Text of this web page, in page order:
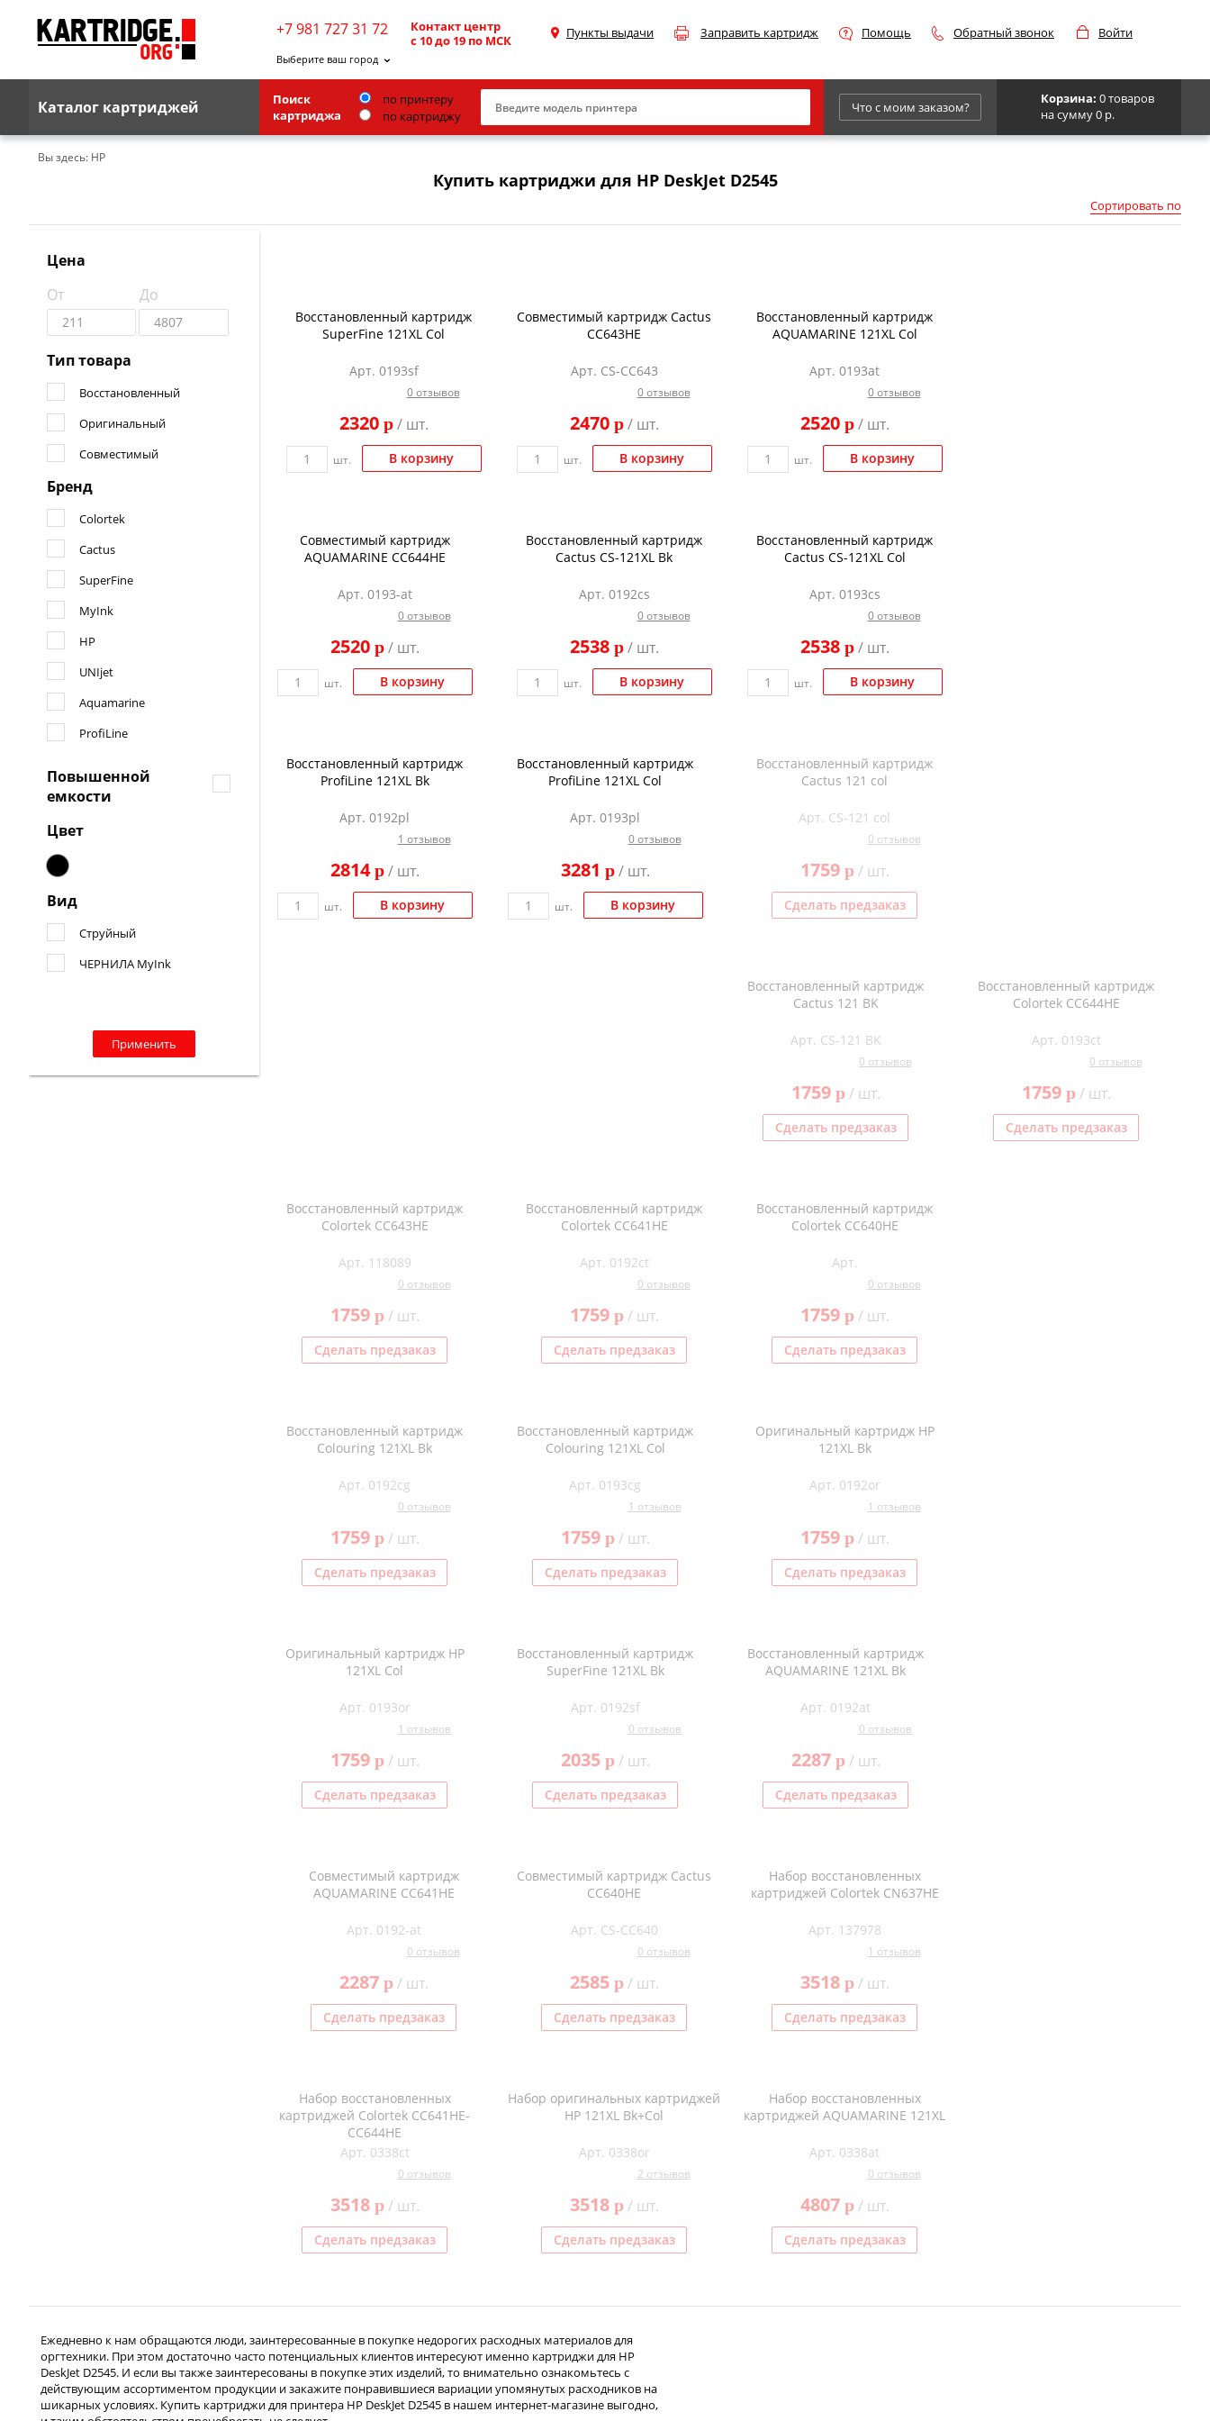
+7 981 727 31 72
Контакт центр
с 10 до 19 по МСК
Выберите ваш город
Пункты выдачи Заправить картридж Помощь Обратный звонок Войти
Каталог картриджей
Brother
HP
Kodak
Konica Minolta
Kyocera
Toshiba
Xerox
Для франкировальной машины
Поиск
картриджа
по принтеру
по картриджу
Что с моим заказом?
Корзина: 0 товаров
на сумму 0 р.
Вы здесь: HP
Купить картриджи для HP DeskJet D2545
Сортировать по
Цена
От
До
Тип товара
Восстановленный
Оригинальный
Совместимый
Бренд
Colortek
Cactus
SuperFine
MyInk
HP
UNIjet
Aquamarine
ProfiLine
Повышенной
емкости
Цвет
Вид
Струйный
ЧЕРНИЛА MyInk
Применить
Восстановленный картридж
SuperFine 121XL Col
Арт. 0193sf
0 отзывов
2320 p/ шт.
шт. В корзину
Совместимый картридж Cactus
CC643HE
Арт. CS-CC643
0 отзывов
2470 p/ шт.
шт. В корзину
Восстановленный картридж
AQUAMARINE 121XL Col
Арт. 0193at
0 отзывов
2520 p/ шт.
шт. В корзину
Совместимый картридж
AQUAMARINE CC644HE
Арт. 0193-at
0 отзывов
2520 p/ шт.
шт. В корзину
Восстановленный картридж
Cactus CS-121XL Bk
Арт. 0192cs
0 отзывов
2538 p/ шт.
шт. В корзину
Восстановленный картридж
Cactus CS-121XL Col
Арт. 0193cs
0 отзывов
2538 p/ шт.
шт. В корзину
Восстановленный картридж
ProfiLine 121XL Bk
Арт. 0192pl
1 отзывов
2814p/ шт.
шт. В корзину
Восстановленный картридж
ProfiLine 121XL Col
Арт. 0193pl
0 отзывов
3281 p/ шт.
шт. В корзину
Восстановленный картридж
Cactus 121 col
Арт. CS-121 col
0 отзывов
1759 p/ шт.
Сделать предзаказ
Восстановленный картридж
Cactus 121 BK
Арт. CS-121 BK
0 отзывов
1759 p/ шт.
Сделать предзаказ
Восстановленный картридж
Colortek CC644HE
Арт. 0193ct
0 отзывов
1759 p/ шт.
Сделать предзаказ
Восстановленный картридж
Colortek CC643HE
Арт. 118089
0 отзывов
1759 p/ шт.
Сделать предзаказ
Восстановленный картридж
Colortek CC641HE
Арт. 0192ct
0 отзывов
1759 p/ шт.
Сделать предзаказ
Восстановленный картридж
Colortek CC640HE
Арт.
0 отзывов
1759 p/ шт.
Сделать предзаказ
Восстановленный картридж
Colouring 121XL Bk
Арт. 0192cg
0 отзывов
1759 p/ шт.
Сделать предзаказ
Восстановленный картридж
Colouring 121XL Col
Арт. 0193cg
1 отзывов
1759 p/ шт.
Сделать предзаказ
Оригинальный картридж HP
121XL Bk
Арт. 0192or
1 отзывов
1759 p/ шт.
Сделать предзаказ
Оригинальный картридж HP
121XL Col
Арт. 0193or
1 отзывов
1759 p/ шт.
Сделать предзаказ
Восстановленный картридж
SuperFine 121XL Bk
Арт. 0192sf
0 отзывов
2035 p/ шт.
Сделать предзаказ
Восстановленный картридж
AQUAMARINE 121XL Bk
Арт. 0192at
0 отзывов
2287 p/ шт.
Сделать предзаказ
Совместимый картридж
AQUAMARINE CC641HE
Арт. 0192-at
0 отзывов
2287 p/ шт.
Сделать предзаказ
Совместимый картридж Cactus
CC640HE
Арт. CS-CC640
0 отзывов
2585 p/ шт.
Сделать предзаказ
Набор восстановленных
картриджей Colortek CN637HE
Арт. 137978
1 отзывов
3518 p/ шт.
Сделать предзаказ
Набор восстановленных
картриджей Colortek CC641HE-
CC644HE
Арт. 0338ct
0 отзывов
3518 p/ шт.
Сделать предзаказ
Набор оригинальных картриджей
HP 121XL Bk+Col
Арт. 0338or
2 отзывов
3518 p/ шт.
Сделать предзаказ
Набор восстановленных
картриджей AQUAMARINE 121XL
Арт. 0338at
0 отзывов
4807 p/ шт.
Сделать предзаказ
Ежедневно к нам обращаются люди, заинтересованные в покупке недорогих расходных материалов для
оргтехники. При этом достаточно часто потенциальных клиентов интересуют именно картриджи для HP
DeskJet D2545. И если вы также заинтересованы в покупке этих изделий, то внимательно ознакомьтесь с
действующим ассортиментом продукции и закажите понравившиеся вариации упомянутых расходников на
шикарных условиях. Купить картриджи для принтера HP DeskJet D2545 в нашем интернет-магазине выгодно,